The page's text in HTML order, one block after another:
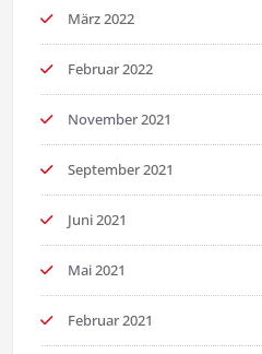
März 2022
Februar 2022
November 2021
September 2021
Juni 2021
Mai 2021
Februar 2021